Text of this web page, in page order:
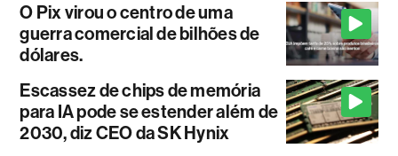
O Pix virou o centro de uma
guerra comercial de bilhões de
dólares.
Escassez de chips de memória
para IA pode se estender além de
2030, diz CEO da SK Hynix